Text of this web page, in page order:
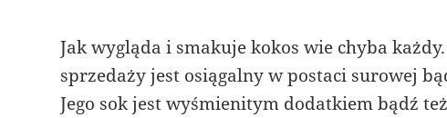
Jak wygląda i smakuje kokos wie chyba
sprzedaży jest osiągalny w postaci surowej
Jego sok jest wyśmienitym dodatkiem bądź